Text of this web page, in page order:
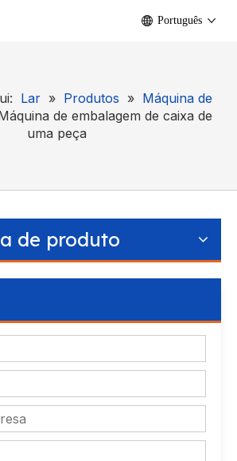
Português
Lar » Produtos » Máquina de
de embalagem de caixa de
uma peça
de produto